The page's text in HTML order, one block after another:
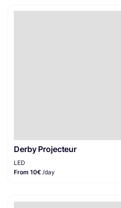
Derby Projecteur
LED
From 10€ /day